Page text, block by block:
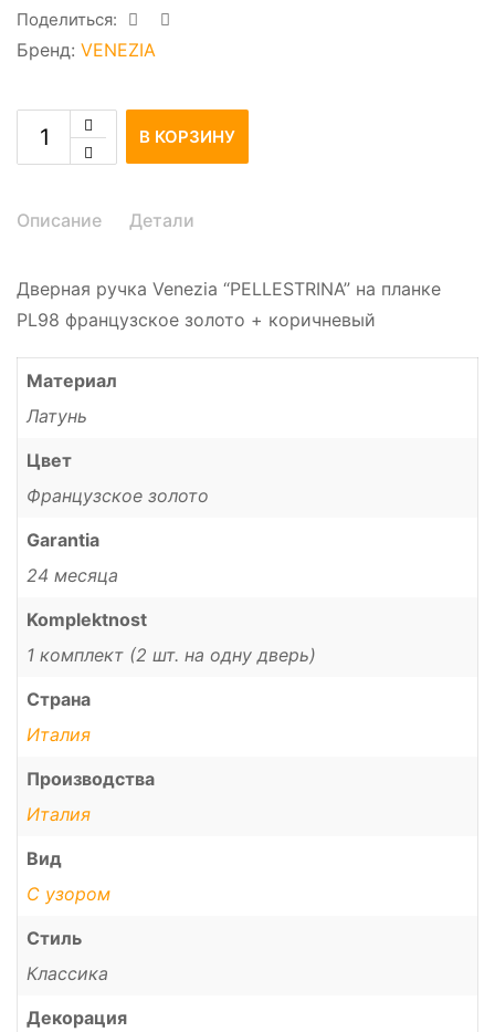
Поделиться:
Бренд: VENEZIA
В КОРЗИНУ
Описание Детали
Дверная ручка Venezia “PELLESTRINA” на планке
PL98 французское золото + коричневый
Материал
Латунь
Цвет
Французское золото
Garantia
24 месяца
Komplektnost
1 комплект (2 шт. на одну дверь)
Страна
Италия
Производства
Италия
Вид
С узором
Стиль
Классика
Декорация